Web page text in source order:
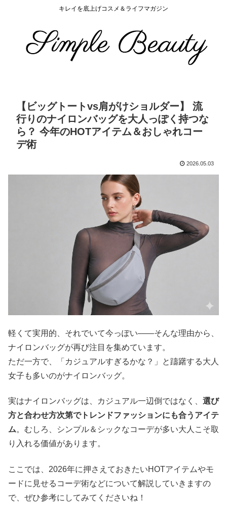
キレイを底上げコスメ＆ライフマガジン
【ビッグトートvs肩がけショルダー】 流
行りのナイロンバッグを大人っぽく持つな
ら？ 今年のHOTアイテム＆おしゃれコー
デ術
2026.05.03
軽くて実用的、それでいて今っぽい——そんな理由から、
ナイロンバッグが再び注目を集めています。
ただ一方で、「カジュアルすぎるかな？」と躊躇する大人
女子も多いのがナイロンバッグ。
実はナイロンバッグは、カジュアル一辺倒ではなく、 選び
方と合わせ方次第でトレンドファッションにも合うアイテ
ム。むしろ、シンプル＆シックなコーデが多い大人こそ取
り入れる価値があります。
ここでは、2026年に押さえておきたいHOTアイテムやモ
ードに見せるコーデ術などについて解説していきますの
で、ぜひ参考にしてみてくださいね！